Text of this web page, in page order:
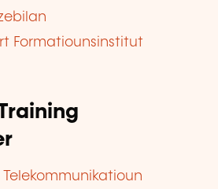
Formatiounsinstitut
Telekommunikatioun